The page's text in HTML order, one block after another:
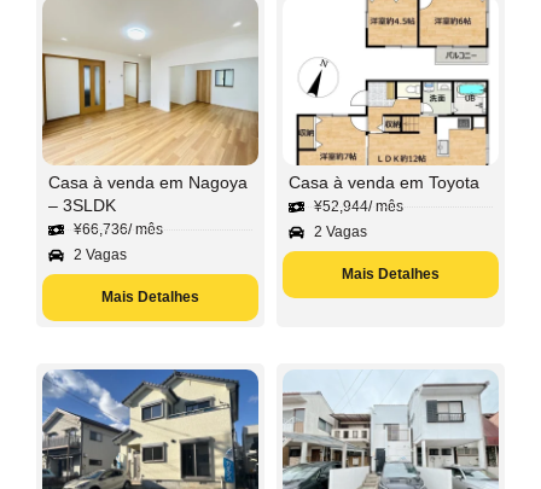
Casa à venda em Nagoya
– 3SLDK
¥66,736/ mês
2 Vagas
Mais Detalhes
Casa à venda em Toyota
¥52,944/ mês
2 Vagas
Mais Detalhes